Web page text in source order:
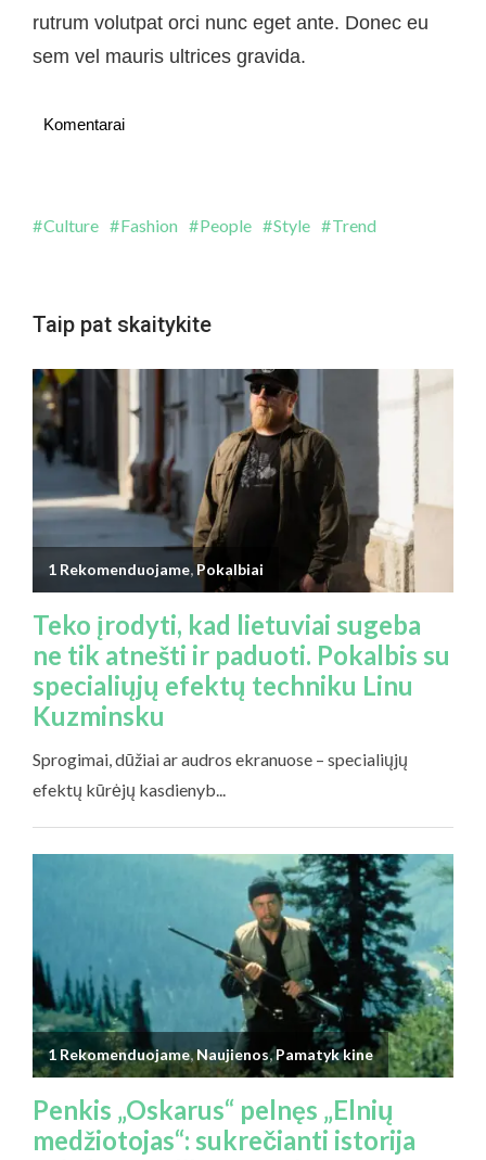
rutrum volutpat orci nunc eget ante. Donec eu
sem vel mauris ultrices gravida.
Komentarai
Culture Fashion People Style Trend
Taip pat skaitykite